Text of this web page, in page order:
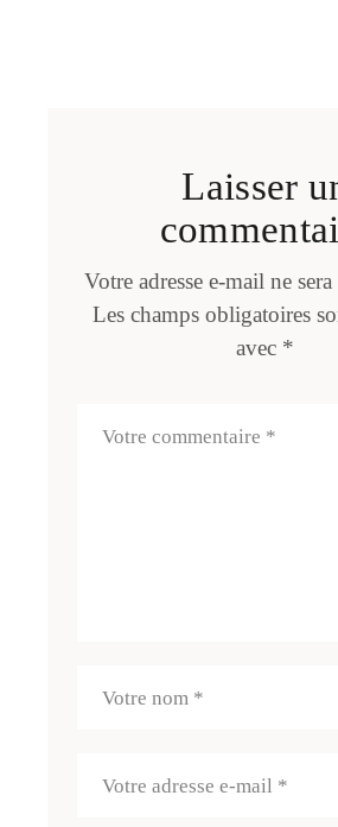
Laisser
Votre adresse e-mail ne
Les champs obligatoires
avec *